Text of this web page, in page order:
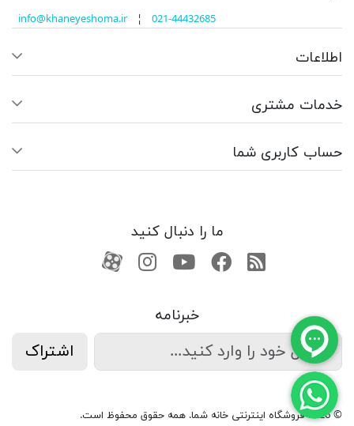
info@khaneyeshoma.ir¦ 021-44432685
اطلاعات
خدمات مشتری
حساب کاربری شما
ما را دنبال کنید
RSSفیسبوکیوتیوبکانال آپارات
کانال آپارات
خبرنامه
اشتراک
© 2026 فروشگاه اینترنتی خانه شما. همه حقوق محفوظ است.